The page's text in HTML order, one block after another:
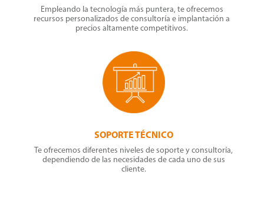
Empleando la tecnología más puntera, te ofrecemos
recursos personalizados de consultoría e implantación a
precios altamente competitivos.
SOPORTE TÉCNICO
Te ofrecemos diferentes niveles de soporte y consultoría,
dependiendo de las necesidades de cada uno de sus
cliente.